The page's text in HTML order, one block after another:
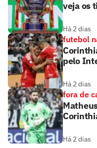
veja os
Há 2 dias
futebol
pelo
Há 2 dias
fora de
Há 2 dias